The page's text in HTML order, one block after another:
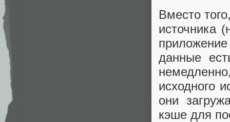
Вместо
источника
данные
исходного
они
кэше для